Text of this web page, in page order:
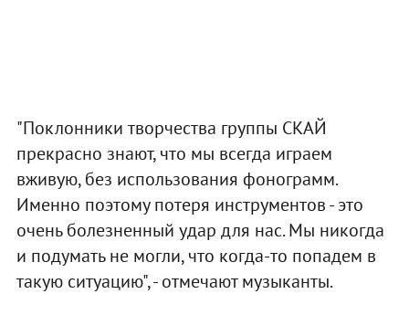
"Поклонники творчества группы СКАЙ
прекрасно знают, что мы всегда играем
вживую, без использования фонограмм.
Именно поэтому потеря инструментов - это
очень болезненный удар для нас. Мы никогда
и подумать не могли, что когда-то попадем в
такую ситуацию", - отмечают музыканты.